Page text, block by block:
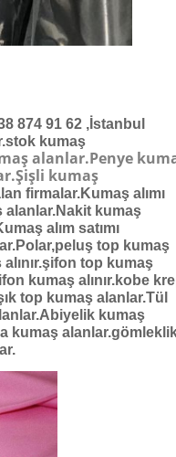
874 91 62 ,İstanbul
kumaş
alanlar.Penye
kumaş
firmalar.Kumaş alımı
alanlar.Nakit kumaş
alım satımı
top kumaş
top kumaş
kumaş alınır.kobe
top kumaş alanlar.Tül
kumaş
kumaş